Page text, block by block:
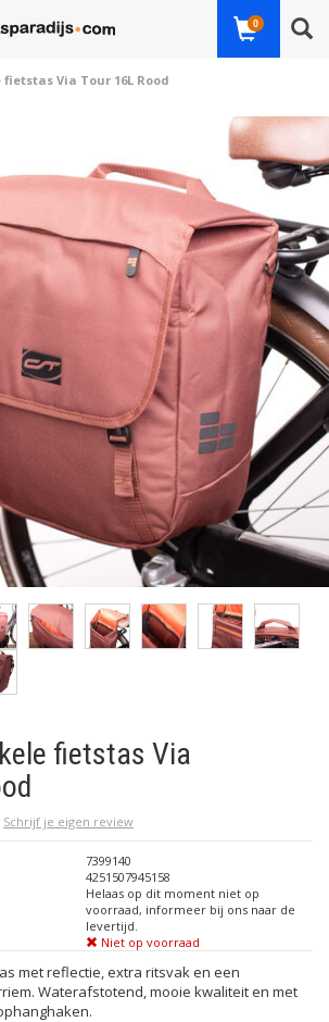
0
fietstas Via Tour 16L Rood
fietstas Via
Schrijf je eigen review
7399140
4251507945158
Helaas op dit moment niet op
voorraad, informeer bij ons naar de
levertijd.
Niet op voorraad
met reflectie, extra ritsvak en een
Waterafstotend, mooie kwaliteit en met